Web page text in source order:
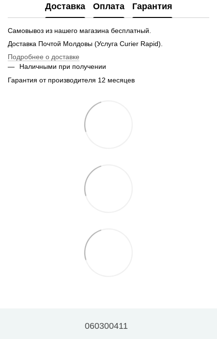
Доставка Оплата Гарантия
Самовывоз из нашего магазина бесплатный.
Доставка Почтой Молдовы (Услуга Curier Rapid).
Подробнее о доставке
Наличными при получении
Гарантия от производителя 12 месяцев
060300411